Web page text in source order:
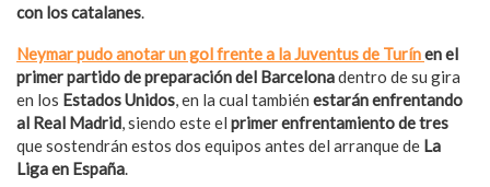
con los catalanes.
Neymar pudo anotar un gol frente a la Juventus de Turínen el
primer partido de preparación del Barcelonadentro de su gira
en los Estados Unidos, en la cual también estarán enfrentando
al Real Madrid, siendo este el primer enfrentamiento de tres
que sostendrán estos dos equipos antes del arranque de La
Liga en España.